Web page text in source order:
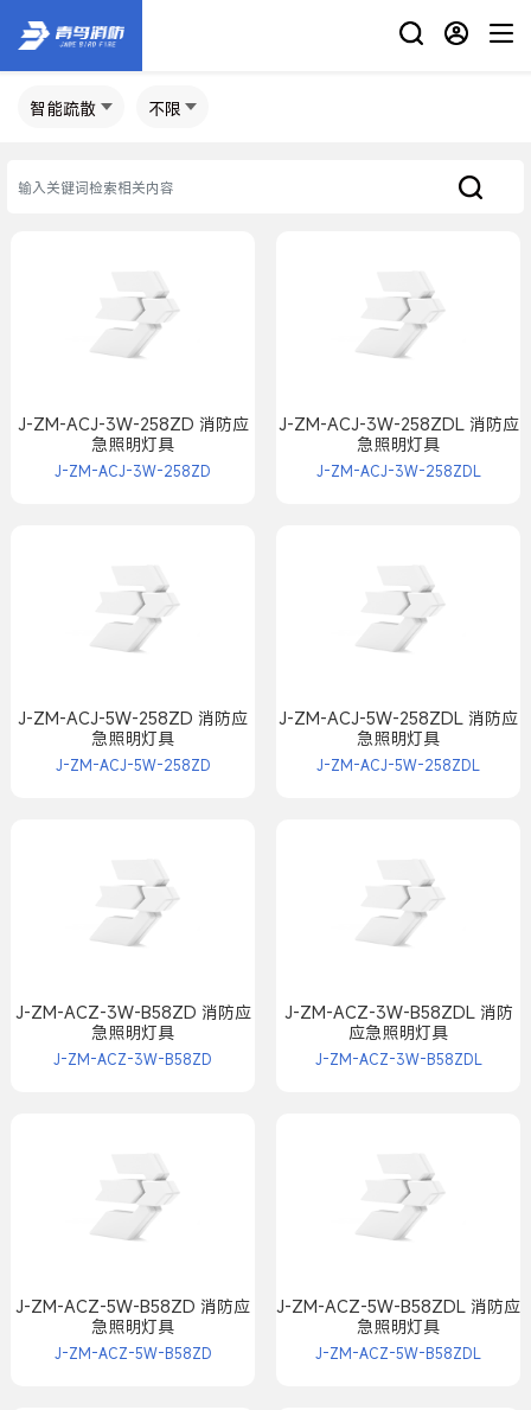
智能疏散 不限
J-ZM-ACJ-3W-258ZD 消防应
急照明灯具
J-ZM-ACJ-3W-258ZD
J-ZM-ACJ-3W-258ZDL 消防应
急照明灯具
J-ZM-ACJ-3W-258ZDL
J-ZM-ACJ-5W-258ZD 消防应
急照明灯具
J-ZM-ACJ-5W-258ZD
J-ZM-ACJ-5W-258ZDL 消防应
急照明灯具
J-ZM-ACJ-5W-258ZDL
J-ZM-ACZ-3W-B58ZD 消防应
急照明灯具
J-ZM-ACZ-3W-B58ZD
J-ZM-ACZ-3W-B58ZDL 消防
应急照明灯具
J-ZM-ACZ-3W-B58ZDL
J-ZM-ACZ-5W-B58ZD 消防应
急照明灯具
J-ZM-ACZ-5W-B58ZD
J-ZM-ACZ-5W-B58ZDL 消防应
急照明灯具
J-ZM-ACZ-5W-B58ZDL